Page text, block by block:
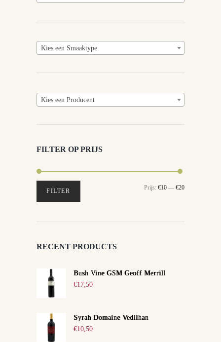
Kies een Smaaktype
Kies een Producent
FILTER OP PRIJS
Min.
Max.
FILTER Prijs: €10 — €20
RECENT PRODUCTS
Bush Vine GSM Geoff Merrill
€17,50
Syrah Domaine Vedilhan
€10,50